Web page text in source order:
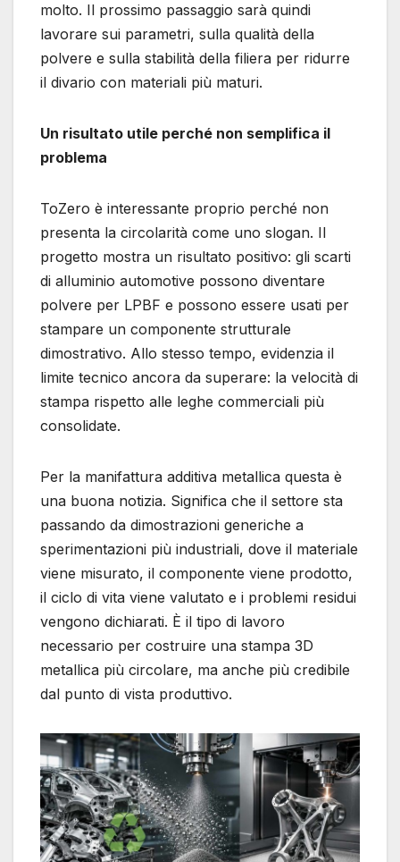
molto. Il prossimo passaggio sarà quindi
lavorare sui parametri, sulla qualità della
polvere e sulla stabilità della filiera per ridurre
il divario con materiali più maturi.
Un risultato utile perché non semplifica il
problema
ToZero è interessante proprio perché non
presenta la circolarità come uno slogan. Il
progetto mostra un risultato positivo: gli scarti
di alluminio automotive possono diventare
polvere per LPBF e possono essere usati per
stampare un componente strutturale
dimostrativo. Allo stesso tempo, evidenzia il
limite tecnico ancora da superare: la velocità di
stampa rispetto alle leghe commerciali più
consolidate.
Per la manifattura additiva metallica questa è
una buona notizia. Significa che il settore sta
passando da dimostrazioni generiche a
sperimentazioni più industriali, dove il materiale
viene misurato, il componente viene prodotto,
il ciclo di vita viene valutato e i problemi residui
vengono dichiarati. È il tipo di lavoro
necessario per costruire una stampa 3D
metallica più circolare, ma anche più credibile
dal punto di vista produttivo.